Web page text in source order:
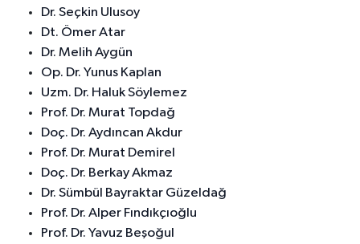
Dr. Seçkin Ulusoy
Dt. Ömer Atar
Dr. Melih Aygün
Op. Dr. Yunus Kaplan
Uzm. Dr. Haluk Söylemez
Prof. Dr. Murat Topdağ
Doç. Dr. Aydıncan Akdur
Prof. Dr. Murat Demirel
Doç. Dr. Berkay Akmaz
Dr. Sümbül Bayraktar Güzeldağ
Prof. Dr. Alper Fındıkçıoğlu
Prof. Dr. Yavuz Beşoğul